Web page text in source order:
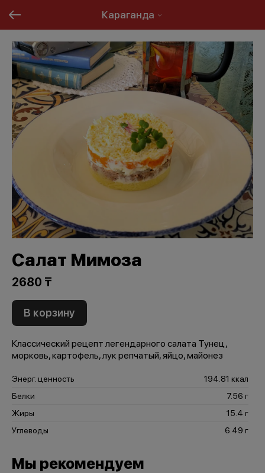
Караганда
Салат Мимоза
2680 ₸
В корзину
Классический рецепт легендарного салата Тунец,
морковь, картофель, лук репчатый, яйцо, майонез
Энерг. ценность
194.81 ккал
Белки
7.56 г
Жиры
15.4 г
Углеводы
6.49 г
Мы рекомендуем